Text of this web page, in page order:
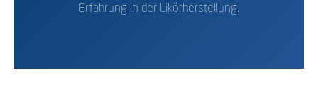
Erfahrung in der Likörherstellung.